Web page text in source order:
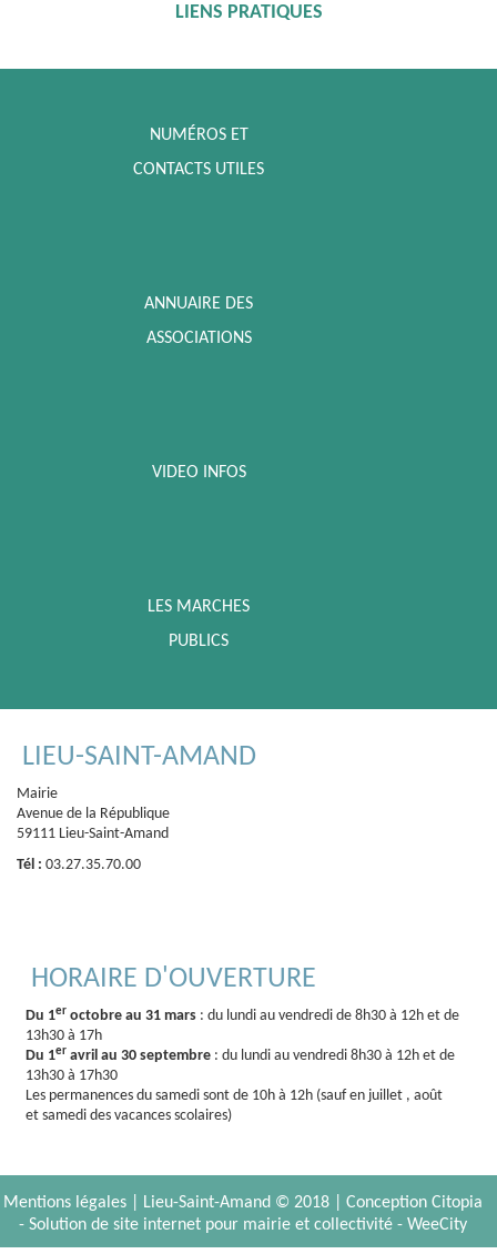
LIENS PRATIQUES
NUMÉROS ET
CONTACTS UTILES
ANNUAIRE DES
ASSOCIATIONS
VIDEO INFOS
LES MARCHES
PUBLICS
LIEU-SAINT-AMAND
Mairie
Avenue de la République
59111 Lieu-Saint-Amand
Tél : 03.27.35.70.00
HORAIRE D'OUVERTURE
Du 1er octobre au 31 mars : du lundi au vendredi de 8h30 à 12h et de
13h30 à 17h
Du 1er avril au 30 septembre : du lundi au vendredi 8h30 à 12h et de
13h30 à 17h30
Les permanences du samedi sont de 10h à 12h (sauf en juillet , août
et samedi des vacances scolaires)
Mentions légales | Lieu-Saint-Amand © 2018 | Conception Citopia
- Solution de site internet pour mairie et collectivité - WeeCity